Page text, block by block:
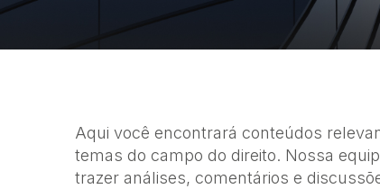
Aqui você encontrará conteúdos
temas do campo do direito. Nossa
trazer análises, comentários e